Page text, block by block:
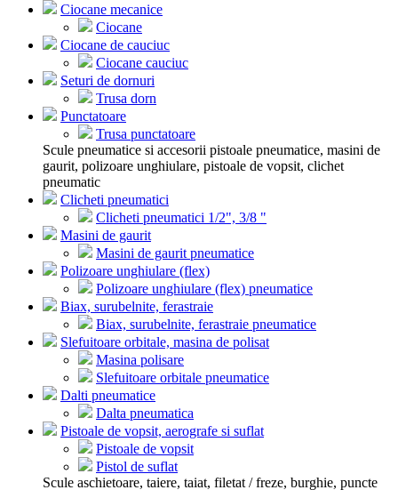
Ciocane mecanice
Ciocane
Ciocane de cauciuc
Ciocane cauciuc
Seturi de dornuri
Trusa dorn
Punctatoare
Trusa punctatoare
Scule pneumatice si accesorii pistoale pneumatice, masini de
gaurit, polizoare unghiulare, pistoale de vopsit, clichet
pneumatic
Clicheti pneumatici
Clicheti pneumatici 1/2", 3/8 "
Masini de gaurit
Masini de gaurit pneumatice
Polizoare unghiulare (flex)
Polizoare unghiulare (flex) pneumatice
Biax, surubelnite, ferastraie
Biax, surubelnite, ferastraie pneumatice
Slefuitoare orbitale, masina de polisat
Masina polisare
Slefuitoare orbitale pneumatice
Dalti pneumatice
Dalta pneumatica
Pistoale de vopsit, aerografe si suflat
Pistoale de vopsit
Pistol de suflat
Scule aschietoare, taiere, taiat, filetat / freze, burghie, puncte